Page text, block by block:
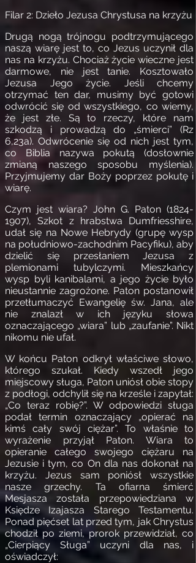
Filar 2: Dzieło Jezusa Chrystusa na krzyżu
Drugą nogą trójnogu podtrzymującego
naszą wiarę jest to, co Jezus uczynił dla
nas na krzyżu. Chociaż życie wieczne jest
darmowe, nie jest tanie. Kosztowało
Jezusa Jego życie. Jeśli chcemy
otrzymać ten dar, musimy być gotowi
odwrócić się od wszystkiego, co wiemy,
że jest złe. Są to rzeczy, które nam
szkodzą i prowadzą do „śmierci” (Rz
6,23a). Odwrócenie się od nich jest tym,
co Biblia nazywa pokutą (dosłownie
zmianą naszego sposobu myślenia).
Przyjmujemy dar Boży poprzez pokutę i
wiarę.
Czym jest wiara? John G. Paton (1824-
1907), Szkot z hrabstwa Dumfriesshire,
udał się na Nowe Hebrydy (grupę wysp
na południowo-zachodnim Pacyfiku), aby
dzielić się przesłaniem Jezusa z
plemionami tubylczymi. Mieszkańcy
wysp byli kanibalami, a jego życie było
nieustannie zagrożone. Paton postanowił
przetłumaczyć Ewangelię św. Jana, ale
nie znalazł w ich języku słowa
oznaczającego „wiara” lub „zaufanie”. Nikt
nikomu nie ufał.
W końcu Paton odkrył właściwe słowo,
którego szukał. Kiedy wszedł jego
miejscowy sługa, Paton uniósł obie stopy
z podłogi, odchylił się na krześle i zapytał:
„Co teraz robię?”. W odpowiedzi sługa
podał termin oznaczający „opierać na
kimś cały swój ciężar”. To właśnie to
wyrażenie przyjął Paton. Wiara to
opieranie całego swojego ciężaru na
Jezusie i tym, co On dla nas dokonał na
krzyżu. Jezus sam poniósł wszystkie
nasze grzechy. Ta ofiarna śmierć
Mesjasza została przepowiedziana w
Księdze Izajasza Starego Testamentu.
Ponad pięćset lat przed tym, jak Chrystus
chodził po ziemi, prorok przewidział, co
„Cierpiący Sługa” uczyni dla nas, i
oświadczył: